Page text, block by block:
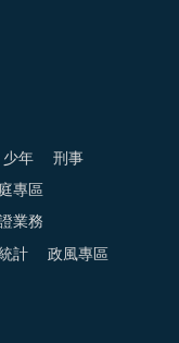
少年 刑事
專區
業務
計 政風專區